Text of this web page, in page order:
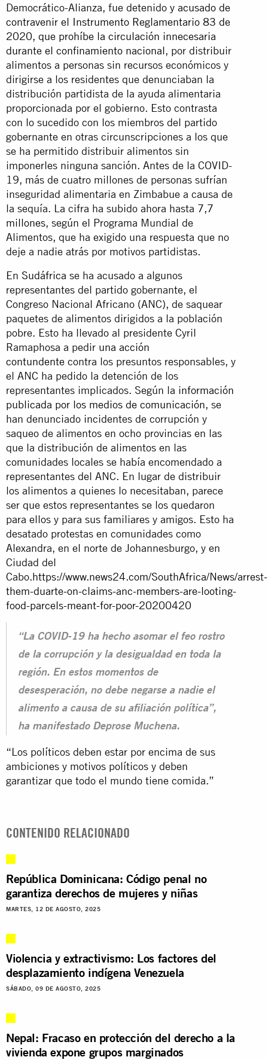
Democrático-Alianza, fue detenido y acusado de
contravenir el Instrumento Reglamentario 83 de
2020, que prohíbe la circulación innecesaria
durante el confinamiento nacional, por distribuir
alimentos a personas sin recursos económicos y
dirigirse a los residentes que denunciaban la
distribución partidista de la ayuda alimentaria
proporcionada por el gobierno. Esto contrasta
con lo sucedido con los miembros del partido
gobernante en otras circunscripciones a los que
se ha permitido distribuir alimentos sin
imponerles ninguna sanción. Antes de la COVID-
19, más de cuatro millones de personas sufrían
inseguridad alimentaria en Zimbabue a causa de
la sequía. La cifra ha subido ahora hasta 7,7
millones, según el Programa Mundial de
Alimentos, que ha exigido una respuesta que no
deje a nadie atrás por motivos partidistas.
En Sudáfrica se ha acusado a algunos
representantes del partido gobernante, el
Congreso Nacional Africano (ANC), de saquear
paquetes de alimentos dirigidos a la población
pobre. Esto ha llevado al presidente Cyril
Ramaphosa a pedir una acción
contundente contra los presuntos responsables, y
el ANC ha pedido la detención de los
representantes implicados. Según la información
publicada por los medios de comunicación, se
han denunciado incidentes de corrupción y
saqueo de alimentos en ocho provincias en las
que la distribución de alimentos en las
comunidades locales se había encomendado a
representantes del ANC. En lugar de distribuir
los alimentos a quienes lo necesitaban, parece
ser que estos representantes se los quedaron
para ellos y para sus familiares y amigos. Esto ha
desatado protestas en comunidades como
Alexandra, en el norte de Johannesburgo, y en
Ciudad del
Cabo.https://www.news24.com/SouthAfrica/News/arrest-
them-duarte-on-claims-anc-members-are-looting-
food-parcels-meant-for-poor-20200420
“La COVID-19 ha hecho asomar el feo rostro
de la corrupción y la desigualdad en toda la
región. En estos momentos de
desesperación, no debe negarse a nadie el
alimento a causa de su afiliación política”,
ha manifestado Deprose Muchena.
“Los políticos deben estar por encima de sus
ambiciones y motivos políticos y deben
garantizar que todo el mundo tiene comida.”
CONTENIDO RELACIONADO
República Dominicana: Código penal no
garantiza derechos de mujeres y niñas
MARTES, 12 DE AGOSTO, 2025
Violencia y extractivismo: Los factores del
desplazamiento indígena Venezuela
SÁBADO, 09 DE AGOSTO, 2025
Nepal: Fracaso en protección del derecho a la
vivienda expone grupos marginados